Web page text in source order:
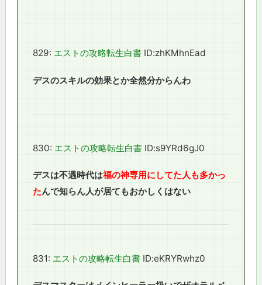
829: エストの攻略転生白書 ID:zhKMhnEad
デスのスキルの効果とか全然分からんわ
830: エストの攻略転生白書 ID:s9YRd6gJ0
デスは不遇時代は福の神専用にしてた人も多かっ
たんで知らん人が居てもおかしくはない
831: エストの攻略転生白書 ID:eKRYRwhz0